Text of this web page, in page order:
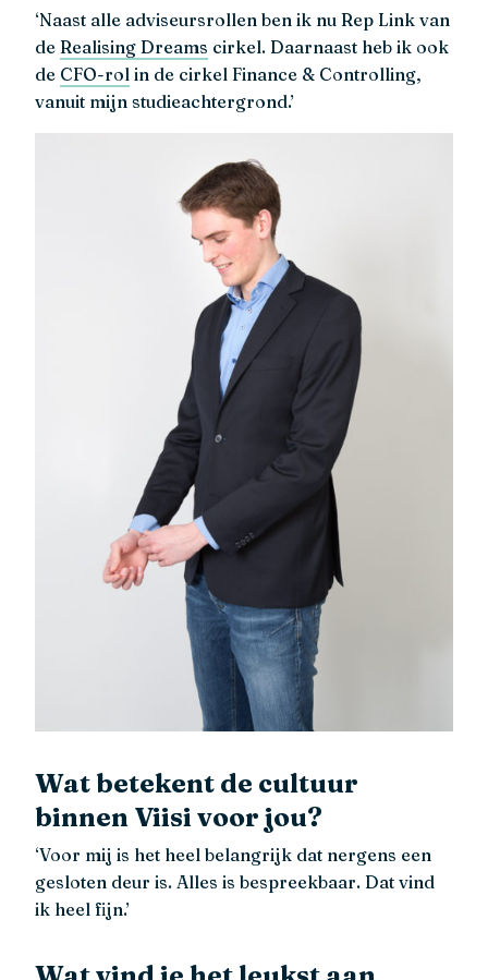
‘Naast alle adviseursrollen ben ik nu Rep Link van
de Realising Dreams cirkel. Daarnaast heb ik ook
de CFO-rol in de cirkel Finance & Controlling,
vanuit mijn studieachtergrond.’
Wat betekent de cultuur
binnen Viisi voor jou?
‘Voor mij is het heel belangrijk dat nergens een
gesloten deur is. Alles is bespreekbaar. Dat vind
ik heel fijn.’